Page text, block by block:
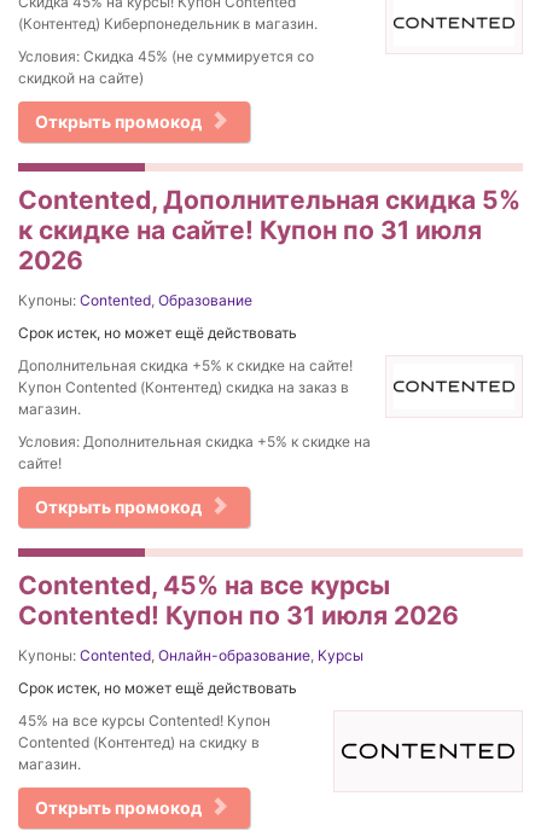
(Контентед) Киберпонедельник в магазин.
Условия: Скидка 45% (не суммируется со
скидкой на сайте)
Открыть промокод
Contented, Дополнительная скидка 5%
к скидке на сайте! Купон по 31 июля
2026
Купоны: Contented Образование
Срок истек, но может ещё действовать
Дополнительная скидка +5% к скидке на сайте!
Купон Contented (Контентед) скидка на заказ в
магазин.
Условия: Дополнительная скидка +5% к скидке на
сайте!
Открыть промокод
Contented, 45% на все курсы
Contented! Купон по 31 июля 2026
Купоны: Contented Онлайн-образование Курсы
Срок истек, но может ещё действовать
45% на все курсы Contented! Купон
Contented (Контентед) на скидку в
магазин.
Открыть промокод